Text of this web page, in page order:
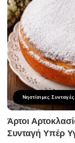
Νηστίσιμες Συνταγές
Άρτοι
Συνταγή Υπέρ